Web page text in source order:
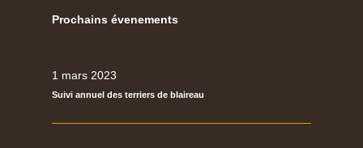
Prochains évenements
1 mars 2023
Suivi annuel des terriers de blaireau